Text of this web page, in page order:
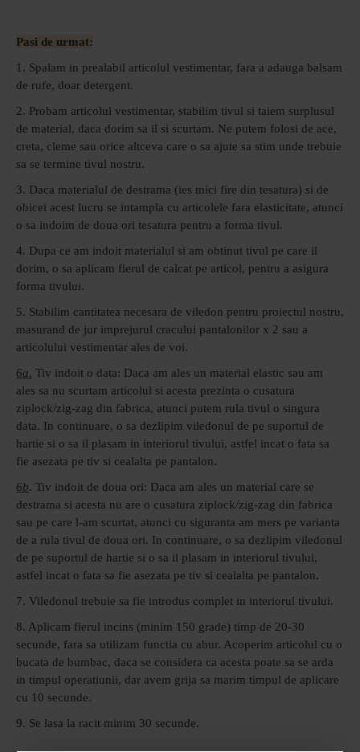
Pasi de urmat:
1. Spalam in prealabil articolul vestimentar, fara a adauga balsam
de rufe, doar detergent.
2. Probam articolul vestimentar, stabilim tivul si taiem surplusul
de material, daca dorim sa il si scurtam. Ne putem folosi de ace,
creta, cleme sau orice altceva care o sa ajute sa stim unde trebuie
sa se termine tivul nostru.
3. Daca materialul de destrama (ies mici fire din tesatura) si de
obicei acest lucru se intampla cu articolele fara elasticitate, atunci
o sa indoim de doua ori tesatura pentru a forma tivul.
4. Dupa ce am indoit materialul si am obtinut tivul pe care il
dorim, o sa aplicam fierul de calcat pe articol, pentru a asigura
forma tivului.
5. Stabilim cantitatea necesara de viledon pentru proiectul nostru,
masurand de jur imprejurul cracului pantalonilor x 2 sau a
articolului vestimentar ales de voi.
6a. Tiv indoit o data: Daca am ales un material elastic sau am
ales sa nu scurtam articolul si acesta prezinta o cusatura
ziplock/zig-zag din fabrica, atunci putem rula tivul o singura
data. In continuare, o sa dezlipim viledonul de pe suportul de
hartie si o sa il plasam in interiorul tivului, astfel incat o fata sa
fie asezata pe tiv si cealalta pe pantalon.
6b. Tiv indoit de doua ori: Daca am ales un material care se
destrama si acesta nu are o cusatura ziplock/zig-zag din fabrica
sau pe care l-am scurtat, atunci cu siguranta am mers pe varianta
de a rula tivul de doua ori. In continuare, o sa dezlipim viledonul
de pe suportul de hartie si o sa il plasam in interiorul tivului,
astfel incat o fata sa fie asezata pe tiv si cealalta pe pantalon.
7. Viledonul trebuie sa fie introdus complet in interiorul tivului.
8. Aplicam fierul incins (minim 150 grade) timp de 20-30
secunde, fara sa utilizam functia cu abur. Acoperim articolul cu o
bucata de bumbac, daca se considera ca acesta poate sa se arda
in timpul operatiunii, dar avem grija sa marim timpul de aplicare
cu 10 secunde.
9. Se lasa la racit minim 30 secunde.